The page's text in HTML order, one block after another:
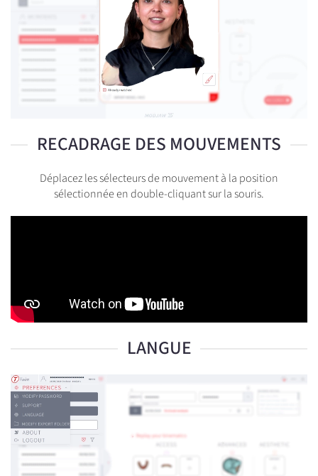
RECADRAGE DES MOUVEMENTS
Déplacez les sélecteurs de mouvement à la position
sélectionnée en double-cliquant sur la souris.
LANGUE